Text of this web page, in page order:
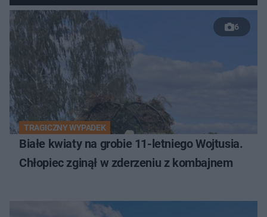
6
TRAGICZNY WYPADEK
Białe kwiaty na grobie 11-letniego Wojtusia.
Chłopiec zginął w zderzeniu z kombajnem